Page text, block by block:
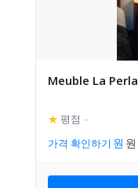
Meuble La Perla
★ 평점 –
가격 확인하기